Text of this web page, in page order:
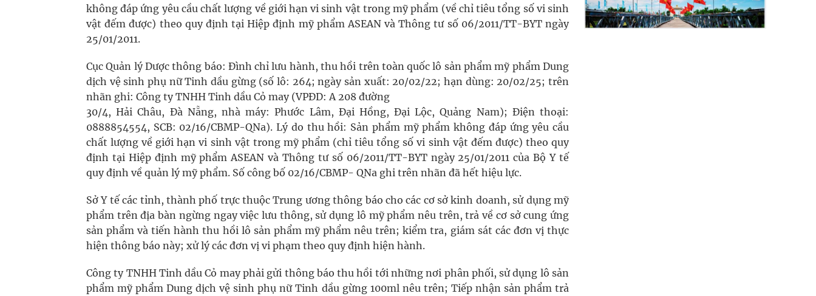
không đáp ứng yêu cầu chất lượng về giới hạn vi sinh vật trong mỹ phẩm (về chỉ tiêu tổng số vi sinh
vật đếm được) theo quy định tại Hiệp định mỹ phẩm ASEAN và Thông tư số 06/2011/TT-BYT ngày
25/01/2011.
Cục Quản lý Dược thông báo: Đình chỉ lưu hành, thu hồi trên toàn quốc lô sản phẩm mỹ phẩm Dung
dịch vệ sinh phụ nữ Tinh dầu gừng (số lô: 264; ngày sản xuất: 20/02/22; hạn dùng: 20/02/25; trên
nhãn ghi: Công ty TNHH Tinh dầu Cỏ may (VPĐD: A 208 đường
30/4, Hải Châu, Đà Nẵng, nhà máy: Phước Lâm, Đại Hồng, Đại Lộc, Quảng Nam); Điện thoại:
0888854554, SCB: 02/16/CBMP-QNa). Lý do thu hồi: Sản phẩm mỹ phẩm không đáp ứng yêu cầu
chất lượng về giới hạn vi sinh vật trong mỹ phẩm (chỉ tiêu tổng số vi sinh vật đếm được) theo quy
định tại Hiệp định mỹ phẩm ASEAN và Thông tư số 06/2011/TT-BYT ngày 25/01/2011 của Bộ Y tế
quy định về quản lý mỹ phẩm. Số công bố 02/16/CBMP- QNa ghi trên nhãn đã hết hiệu lực.
Sở Y tế các tỉnh, thành phố trực thuộc Trung ương thông báo cho các cơ sở kinh doanh, sử dụng mỹ
phẩm trên địa bàn ngừng ngay việc lưu thông, sử dụng lô mỹ phẩm nêu trên, trả về cơ sở cung ứng
sản phẩm và tiến hành thu hồi lô sản phẩm mỹ phẩm nêu trên; kiểm tra, giám sát các đơn vị thực
hiện thông báo này; xử lý các đơn vị vi phạm theo quy định hiện hành.
Công ty TNHH Tinh dầu Cỏ may phải gửi thông báo thu hồi tới những nơi phân phối, sử dụng lô sản
phẩm mỹ phẩm Dung dịch vệ sinh phụ nữ Tinh dầu gừng 100ml nêu trên; Tiếp nhận sản phẩm trả